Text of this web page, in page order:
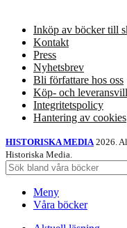
Inköp av böcker till
Kontakt
Press
Nyhetsbrev
Bli författare hos oss
Köp- och
Integritetspolicy
Hantering av cookies
HISTORISKA MEDIA 2026.
Historiska Media.
Meny
Våra böcker